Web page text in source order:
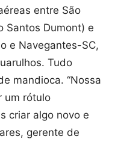
entre São
Santos Dumont) e
e Navegantes-SC,
Tudo
mandioca. “Nossa
um rótulo
criar algo novo e
gerente de